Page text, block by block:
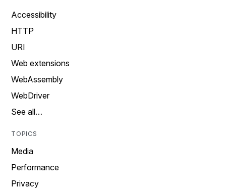
Accessibility
HTTP
URI
Web extensions
WebAssembly
WebDriver
See all…
TOPICS
Media
Performance
Privacy